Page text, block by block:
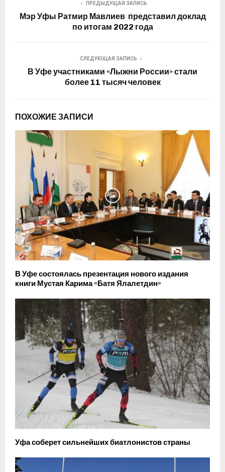
ПРЕДЫДУЩАЯ ЗАПИСЬ
Мэр Уфы Ратмир Мавлиев представил доклад
по итогам 2022 года
СЛЕДУЮЩАЯ ЗАПИСЬ
В Уфе участниками «Лыжни России» стали
более 11 тысяч человек
ПОХОЖИЕ ЗАПИСИ
В Уфе состоялась презентация нового издания
книги Мустая Карима «Батя Ялалетдин»
Уфа соберет сильнейших биатлонистов страны